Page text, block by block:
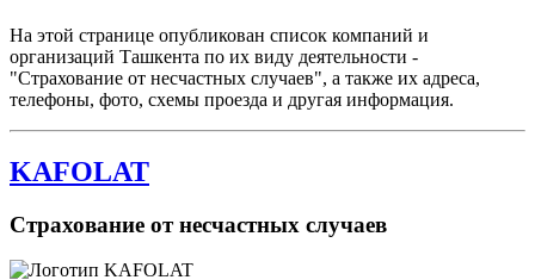
На этой странице опубликован список компаний и
организаций Ташкента по их виду деятельности -
"Страхование от несчастных случаев", а также их адреса,
телефоны, фото, схемы проезда и другая информация.
KAFOLAT
Страхование от несчастных случаев